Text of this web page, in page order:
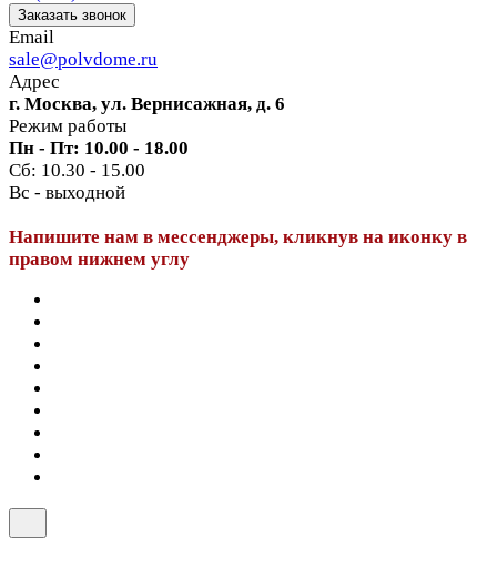
Заказать звонок
Email
sale@polvdome.ru
Адрес
г. Москва, ул. Вернисажная, д. 6
Режим работы
Пн - Пт: 10.00 - 18.00
Сб: 10.30 - 15.00
Вс - выходной
Напишите нам в мессенджеры, кликнув на иконку в
правом нижнем углу